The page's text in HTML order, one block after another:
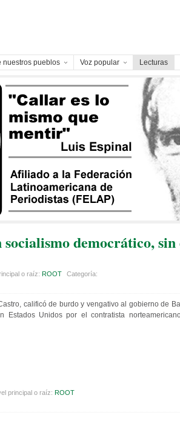
nuestros pueblos Voz popular Lecturas
democrático, sin
o raíz: ROOT
Categoría:
calificó de burdo y vengativo al gobierno de
Unidos por el contratista
principal o raíz: ROOT